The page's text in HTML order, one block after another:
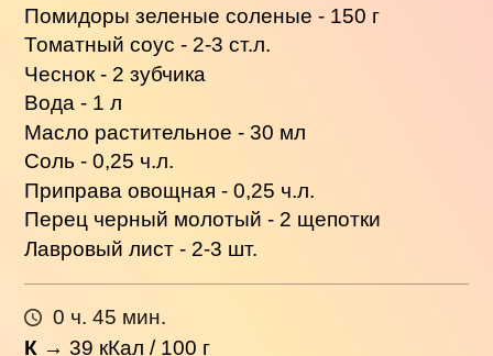
Помидоры зеленые соленые - 150 г
Томатный соус - 2-3 ст.л.
Чеснок - 2 зубчика
Вода - 1 л
Масло растительное - 30 мл
Соль - 0,25 ч.л.
Приправа овощная - 0,25 ч.л.
Перец черный молотый - 2 щепотки
Лавровый лист - 2-3 шт.
0 ч. 45 мин.
К →39 кКал / 100 г